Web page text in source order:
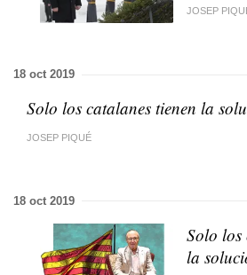
JOSEP
18 oct 2019
Solo los catalanes tienen la
JOSEP PIQUÉ
18 oct 2019
Solo los
la